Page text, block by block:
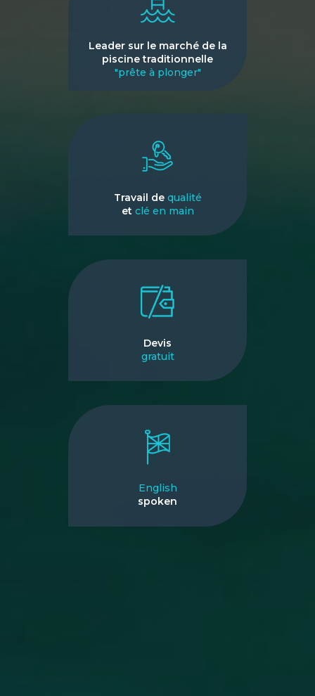
Leader sur le marché de la
piscine traditionnelle
"prête à plonger"
Travail de qualité
et clé en main
Devis
gratuit
English
spoken